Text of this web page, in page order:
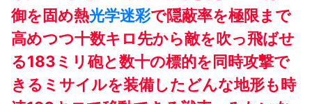
御を固め熱光学迷彩で隠蔽率を極限まで
高めつつ十数キロ先から敵を吹っ飛ばせ
る183ミリ砲と数十の標的を同時攻撃で
きるミサイルを装備したどんな地形も時